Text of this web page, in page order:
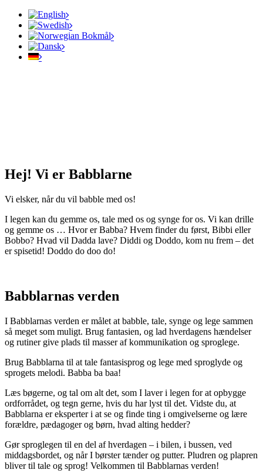
Hej! Vi er Babblarne
Vi elsker, når du vil babble med os!
I legen kan du gemme os, tale med os og synge for os. Vi kan drille
og gemme os … Hvor er Babba? Hvem finder du først, Bibbi eller
Bobbo? Hvad vil Dadda lave? Diddi og Doddo, kom nu frem – det
er spisetid! Doddo do doo do!
Babblarnas verden
I Babblarnas verden er målet at babble, tale, synge og lege sammen
så meget som muligt. Brug fantasien, og lad hverdagens hændelser
og rutiner give plads til masser af kommunikation og sproglege.
Brug Babblarna til at tale fantasisprog og lege med sproglyde og
sprogets melodi. Babba ba baa!
Læs bøgerne, og tal om alt det, som I laver i legen for at opbygge
ordforrådet, og tegn gerne, hvis du har lyst til det. Vidste du, at
Babblarna er eksperter i at se og finde ting i omgivelserne og lære
forældre, pædagoger og børn, hvad alting hedder?
Gør sproglegen til en del af hverdagen – i bilen, i bussen, ved
middagsbordet, og når I børster tænder og putter. Pludren og plapren
bliver til tale og sprog! Velkommen til Babblarnas verden!